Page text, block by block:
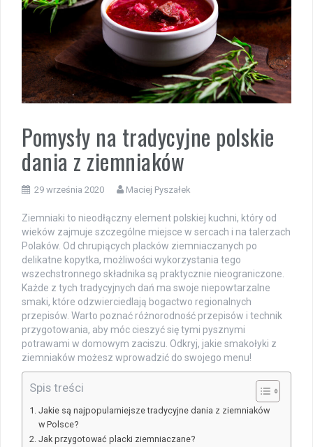
Pomysły na tradycyjne polskie
dania z ziemniaków
29 września 2020 Maciej Pyszałek
Ziemniaki to nieodłączny element polskiej kuchni, który od
wieków zajmuje szczególne miejsce w sercach i na talerzach
Polaków. Od chrupiących placków ziemniaczanych po
delikatne kopytka, możliwości wykorzystania tego
wszechstronnego składnika są praktycznie nieograniczone.
Każde z tych tradycyjnych dań ma swoje niepowtarzalne
smaki, które odzwierciedlają bogactwo regionalnych
przepisów. Warto poznać różnorodność przepisów i technik
przygotowania, aby móc cieszyć się tymi pysznymi
potrawami w domowym zaciszu. Odkryj, jakie smakołyki z
ziemniaków możesz wprowadzić do swojego menu!
Spis treści
Jakie są najpopularniejsze tradycyjne dania z ziemniaków
w Polsce?
Jak przygotować placki ziemniaczane?